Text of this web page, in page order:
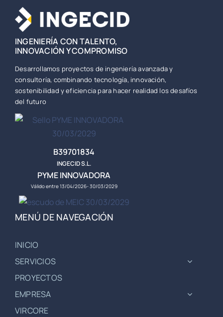
INGENIERÍA CON TALENTO,
INNOVACIÓN Y COMPROMISO
Desarrollamos proyectos de ingeniería avanzada y
consultoría, combinando tecnología, innovación,
sostenibilidad y eficiencia para hacer realidad los desafíos
del futuro
B39701834
INGECID S.L.
PYME INNOVADORA
Válido entre 13/04/2026- 30/03/2029
MENÚ DE NAVEGACIÓN
INICIO
SERVICIOS
PROYECTOS
EMPRESA
VIRCORE